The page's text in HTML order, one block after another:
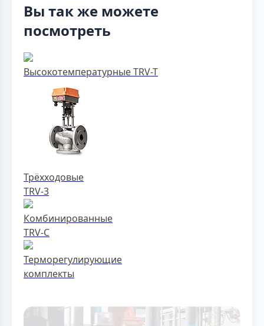
Вы так же можете
посмотреть
Высокотемпературные TRV-T
Трёхходовые
TRV-3
Комбинированные
TRV-C
Терморегулирующие
комплекты